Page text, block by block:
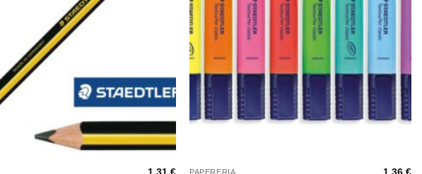
PAPERERIA